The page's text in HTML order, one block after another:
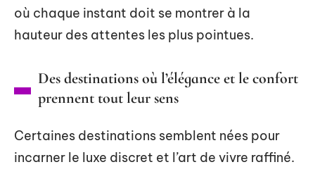
où chaque instant doit se montrer à la
hauteur des attentes les plus pointues.
Des destinations où l’élégance et le confort
prennent tout leur sens
Certaines destinations semblent nées pour
incarner le luxe discret et l’art de vivre raffiné.